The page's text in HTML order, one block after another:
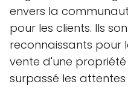
envers la
pour les clients. Ils
reconnaissants pour
vente d'une
surpassé les